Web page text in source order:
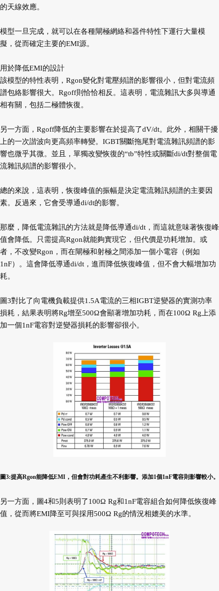
的天線效應。
模型一旦完成，就可以在各種閘極網絡和器件特性下運行大量模
擬，從而確定主要的EMI源。
用於降低EMI的設計
該模型的特性表明，Rgon變化對電壓頻譜的影響很小，但對電流頻
譜包絡影響很大。Rgoff則恰恰相反。這表明，電流雜訊大多與導通
相有關，包括二極體恢復。
另一方面，Rgoff降低的主要影響在於提高了dV/dt。此外，相關干擾
上的一次諧波向更高頻率轉變。IGBT關斷拖尾對電流雜訊頻譜的影
響也微乎其微。並且，單獨改變恢復的“tb”特性或關斷di/dt對整個電
流雜訊頻譜的影響很小。
總的來說，這表明，恢復峰值的振幅是決定電流雜訊頻譜的主要因
素。反過來，它會受導通di/dt的影響。
那麼，降低電流雜訊的方法就是降低導通di/dt，而這就意味著恢復峰
值會降低。只需提高Rgon就能夠實現它，但代價是功耗增加。或
者，不改變Rgon，而在閘極和射極之間添加一個小電容（例如
1nF）。這會降低導通di/dt，進而降低恢復峰值，但不會大幅增加功
耗。
圖3對比了向電機負載提供1.5A電流的三相IGBT逆變器的實測功率
損耗，結果表明將Rg增至500Ω會顯著增加功耗，而在100Ω Rg上添
加一個1nF電容對逆變器損耗的影響卻很小。
圖3:提高Rgon能降低EMI，但會對功耗產生不利影響。添加1個1nF電容則影響較小。
另一方面，圖4和5則表明了100Ω Rg和1nF電容組合如何降低恢復峰
值，從而將EMI降至可與採用500Ω Rg的情況相媲美的水準。